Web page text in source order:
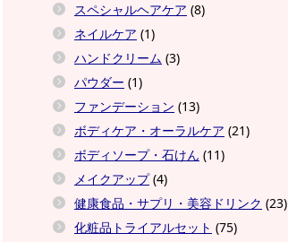
スペシャルヘアケア (8)
ネイルケア (1)
ハンドクリーム (3)
パウダー (1)
ファンデーション (13)
ボディケア・オーラルケア (21)
ボディソープ・石けん (11)
メイクアップ(4)
健康食品・サプリ・美容ドリンク (23)
化粧品トライアルセット (75)